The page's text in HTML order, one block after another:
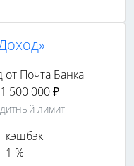
500 000 ₽
лимит
кэшбэк
1 %